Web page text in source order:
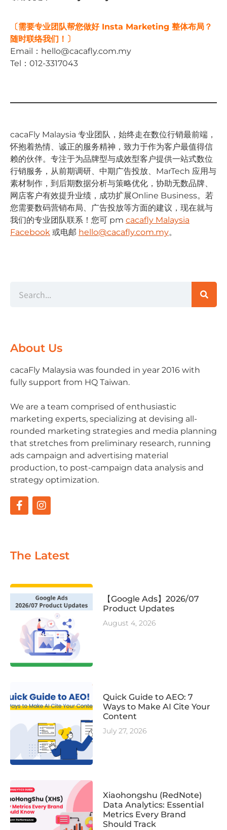
〔需要专业团队帮您做好 Insta Marketing 整体布局？
随时联络我们！〕
Email： hello@cacafly.com.my
Tel：012-3317043
cacaFly Malaysia 专业团队，始终⾛在数位⾏销最前端，
怀抱着热情、诚正的服务精神，致⼒于作为客户最值得信
赖的伙伴。专注于为品牌型与成效型客户提供⼀站式数位
⾏销服务，从前期调研、中期⼴告投放、MarTech 应⽤与
素材制作，到后期数据分析与策略优化，协助⽆数品牌、
⽹店客户有效提升业绩，成功扩展Online Business。若
您需要数码营销布局、⼴告投放等⽅⾯的建议，现在就与
我们的专业团队联系！您可 pm cacafly Malaysia
Facebook 或电邮 hello@cacafly.com.my。
About Us
cacaFly Malaysia was founded in year 2016 with
fully support from HQ Taiwan.
We are a team comprised of enthusiastic
marketing experts, specializing at devising all-
rounded marketing strategies and media planning
that stretches from preliminary research, running
ads campaign and advertising material
production, to post-campaign data analysis and
strategy optimization.
The Latest
【Google Ads】2026/07
Product Updates
August 4, 2026
Quick Guide to AEO: 7
Ways to Make AI Cite Your
Content
July 27, 2026
Xiaohongshu (RedNote)
Data Analytics: Essential
Metrics Every Brand
Should Track